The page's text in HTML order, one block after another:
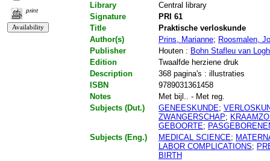
print
Library
Central library
Signature
PRI 61
Title
Praktische verloskunde
Author(s)
Prins, Marianne; Roosmalen,
Publisher
Houten : Bohn Stafleu van
Edition
Twaalfde herziene druk
Description
368 pagina's : illustraties
ISBN
9789031361458
Notes
Met bijl.. - Met reg.
Subjects (Dut.)
GENEESKUNDE;
ZWANGERSCHAP;
GEBOORTE;
Subjects (Eng.)
MEDICAL SCIENCE;
LABOR COMPLICATIONS;
BIRTH